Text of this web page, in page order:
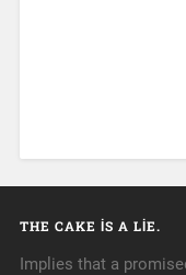
THE CAKE IS A LIE.
Implies that a